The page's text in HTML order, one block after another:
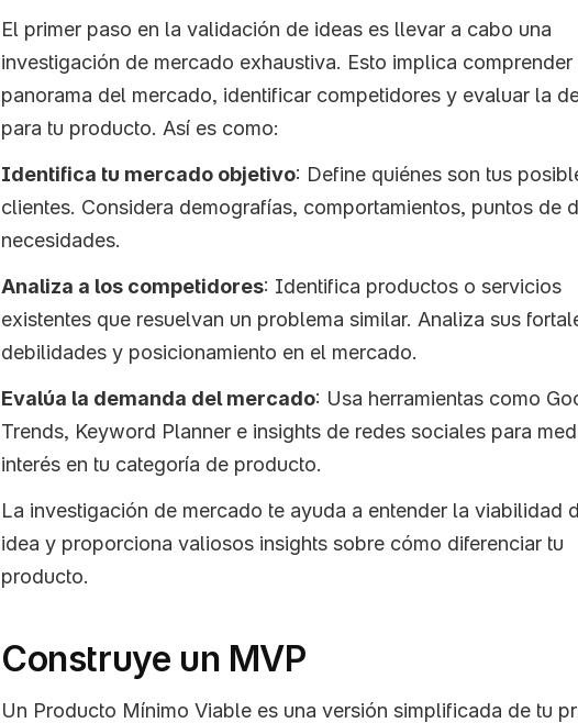
El primer paso en la validación de ideas es llevar a cabo una
investigación de mercado exhaustiva. Esto implica comprender
panorama del mercado, identificar competidores y evaluar la
para tu producto. Así es como:
Identifica tu mercado objetivo: Define quiénes son tus
clientes. Considera demografías, comportamientos, puntos de
necesidades.
Analiza a los competidores: Identifica productos o servicios
existentes que resuelvan un problema similar. Analiza sus
debilidades y posicionamiento en el mercado.
Evalúa la demanda del mercado: Usa herramientas como
Trends, Keyword Planner e insights de redes sociales para
interés en tu categoría de producto.
La investigación de mercado te ayuda a entender la viabilidad
idea y proporciona valiosos insights sobre cómo diferenciar tu
producto.
Construye un MVP
Un Producto Mínimo Viable es una versión simplificada de tu